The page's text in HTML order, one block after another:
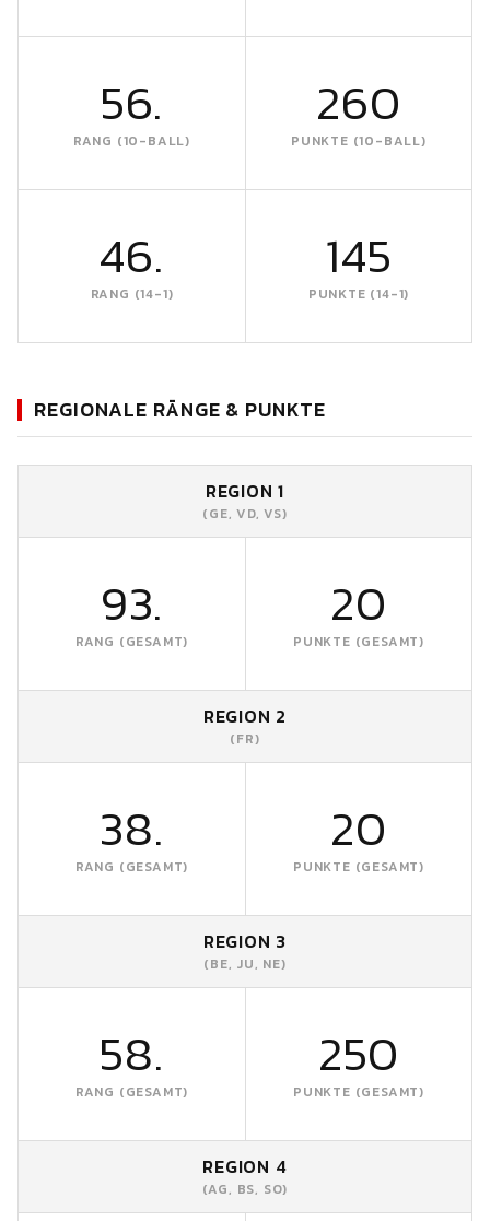
56.
RANG (10-BALL)
260
PUNKTE (10-BALL)
46.
RANG (14-1)
145
PUNKTE (14-1)
REGIONALE RÄNGE & PUNKTE
REGION 1
(GE, VD, VS)
93.
RANG (GESAMT)
20
PUNKTE (GESAMT)
REGION 2
(FR)
38.
RANG (GESAMT)
20
PUNKTE (GESAMT)
REGION 3
(BE, JU, NE)
58.
RANG (GESAMT)
250
PUNKTE (GESAMT)
REGION 4
(AG, BS, SO)